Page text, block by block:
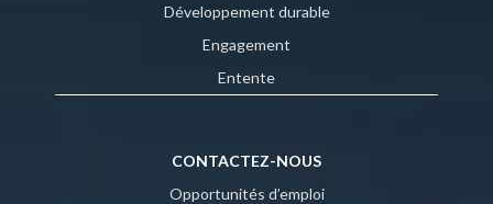
Développement durable
Engagement
Entente
CONTACTEZ-NOUS
Opportunités d’emploi